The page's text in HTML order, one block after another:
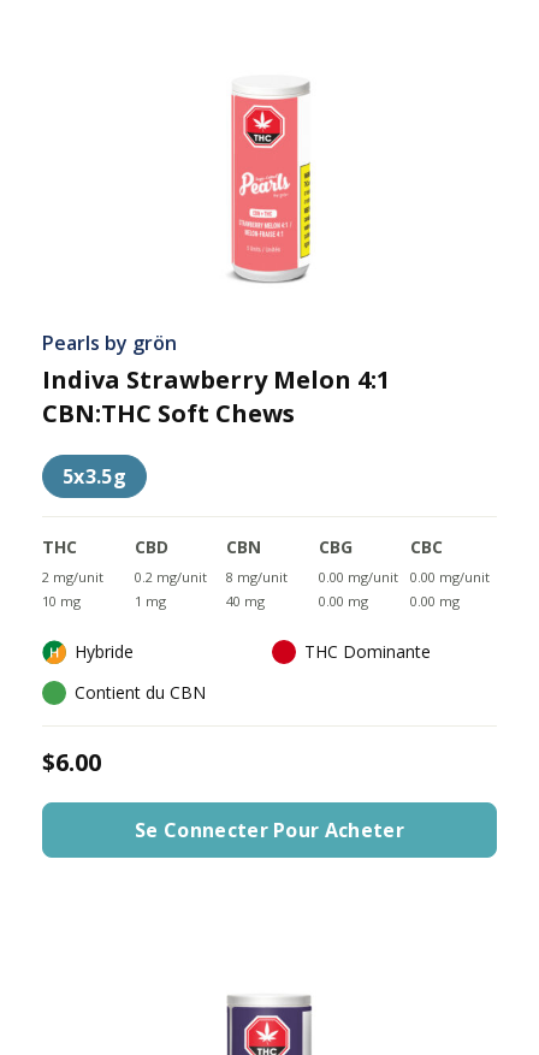
Pearls by grön
Indiva Strawberry Melon 4:1
CBN:THC Soft Chews
5x3.5g
THC
2 mg/unit
10 mg
CBD
0.2 mg/unit
1 mg
CBN
8 mg/unit
40 mg
CBG
0.00 mg/unit
0.00 mg
CBC
0.00 mg/unit
0.00 mg
Hybride
THC Dominante
Contient du CBN
$6.00
Se Connecter Pour Acheter